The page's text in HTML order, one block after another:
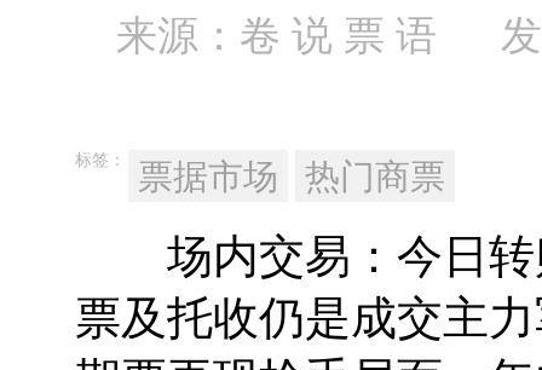
来源：卷 说 票 语
标签： 票据市场 热门商票
场内交易：今日转
票及托收仍是成交主